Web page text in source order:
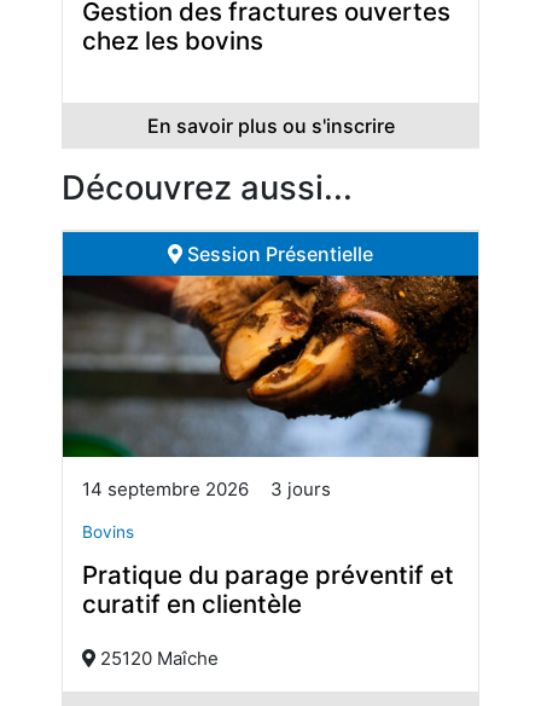
Gestion des fractures ouvertes
chez les bovins
En savoir plus ou s'inscrire
Découvrez aussi...
Session Présentielle
14 septembre 2026 3 jours
Bovins
Pratique du parage préventif et
curatif en clientèle
25120 Maîche